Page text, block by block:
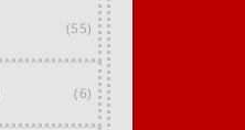
(55)
(6)